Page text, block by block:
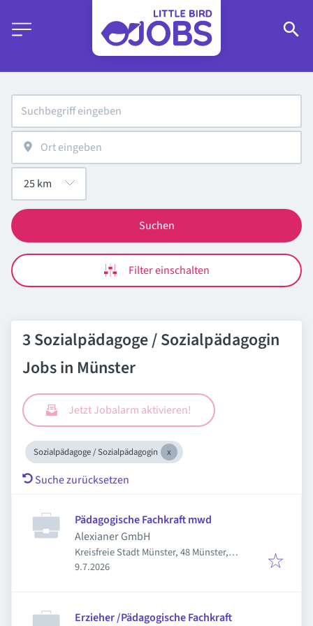
Suchen
Filter einschalten
3 Sozialpädagoge / Sozialpädagogin
Jobs in Münster
Jetzt Jobalarm aktivieren!
Sozialpädagoge / Sozialpädagogin
Suche zurücksetzen
Pädagogische Fachkraft mwd
Alexianer GmbH
Kreisfreie Stadt Münster, 48 Münster,
Deutschland
Veröffentlicht
9.7.2026
Erzieher /Pädagogische Fachkraft